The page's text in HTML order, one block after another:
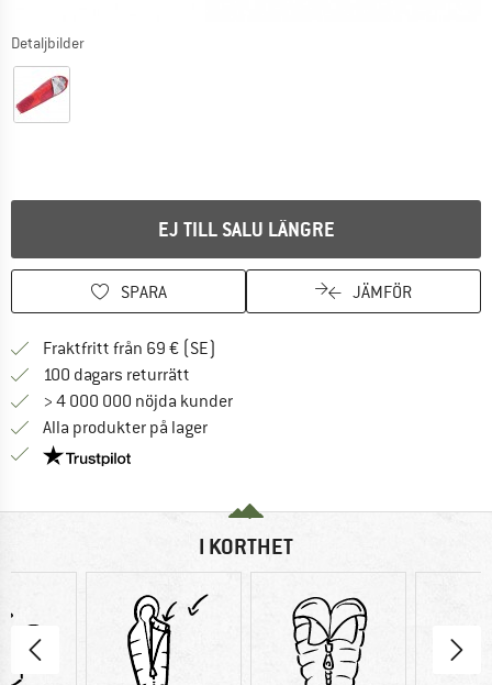
Detaljbilder
EJ TILL SALU LÄNGRE
SPARA JÄMFÖR
Fraktfritt från 69 € (SE)
100 dagars returrätt
> 4 000 000 nöjda kunder
Alla produkter på lager
Trust Pilot-garanti - hitta all information här!
I KORTHET